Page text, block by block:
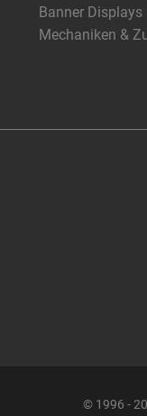
Banner
Mechaniken &
© 1996 -